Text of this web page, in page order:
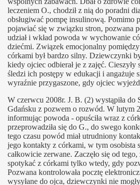
leczeniem O., chodził z nią do poradni
obsługiwać pompę insulinową. Pomimo
pojawiać się w związku stron, pozwana
udział i wkład powoda w wychowanie
dziećmi. Związek emocjonalny
córkami był bardzo silny. Dziewczynki
kiedy ojciec odbierał je z zajęć. Cieszyły
śledzi ich postępy w edukacji i angażuje
wyraźnie przygaszone, gdy ojciec
W czerwcu 2008r. J. B. (2) wystąpiła do
Gdańsku z pozwem o rozwód. W lutym
informując powoda - opuściła wraz z
przeprowadziła się do G., do swego
tego czasu powód miał utrudniony
jego kontakty z córkami, w tym osobista
całkowicie zerwane. Zaczęło się od
spotykać z córkami tylko wtedy, gdy
Pozwana kontrolowała pocztę
wysyłane do ojca, dziewczynki nie